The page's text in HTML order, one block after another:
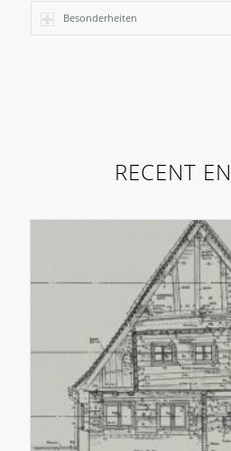
Besonderheiten
RECENT